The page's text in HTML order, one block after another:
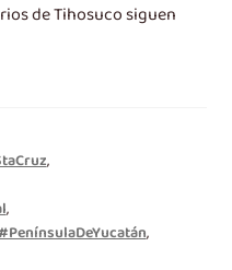
de Tihosuco siguen
,
,
,